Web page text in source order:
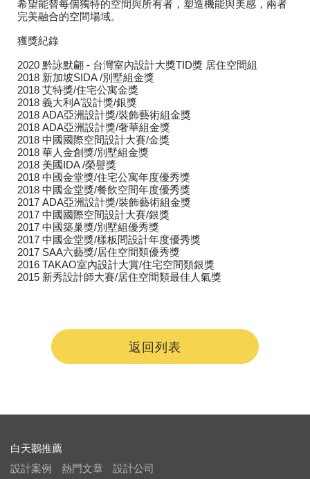
希望能替每個獨特的空間與所有者，塑造機能與美感，兩者
完美融合的空間場域。
獲獎紀錄
2020 黔詠默翩 - 台灣室內設計大獎TID獎 居住空間組
2018 新加坡SIDA /別墅組金獎
2018 艾特獎/住宅公寓金獎
2018 義大利A'設計獎/銀獎
2018 ADA亞洲設計獎/裝飾藝術組金獎
2018 ADA亞洲設計獎/奢華組金獎
2018 中國國際空間設計大賽/金獎
2018 華人金創獎/別墅組金獎
2018 美國IDA /榮譽獎
2018 中國金堂獎/住宅公寓年度優秀獎
2018 中國金堂獎/餐飲空間年度優秀獎
2017 ADA亞洲設計獎/裝飾藝術組金獎
2017 中國國際空間設計大賽/銀獎
2017 中國築巢獎/別墅組優秀獎
2017 中國金堂獎/樣板間設計年度優秀獎
2017 SAA六藝獎/居住空間​​類優秀獎
2016 TAKAO室內設計大賞/住宅空間類銀獎
2015 新秀設計師大賽/居住空間​​類最佳人氣獎
返回列表
白天鵝推薦
設計案例
熱門文章 設計公司